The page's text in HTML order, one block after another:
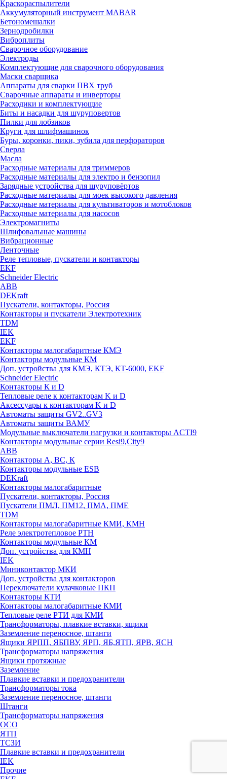
Краскораспылители
Аккумуляторный инструмент MABAR
Бетономешалки
Зернодробилки
Виброплиты
Сварочное оборудование
Электроды
Комплектующие для сварочного оборудования
Маски сварщика
Аппараты для сварки ПВХ труб
Сварочные аппараты и инверторы
Расходики и комплектующие
Биты и насадки для шуруповертов
Пилки для лобзиков
Круги для шлифмашинок
Буры, коронки, пики, зубила для перфораторов
Сверла
Масла
Расходные материалы для триммеров
Расходные материалы для электро и бензопил
Зарядные устройства для шуруповёртов
Расходные материалы для моек высокого давления
Расходные материалы для культиваторов и мотоблоков
Расходные материалы для насосов
Электромагниты
Шлифовальные машины
Вибрационные
Ленточные
Реле тепловые, пускатели и контакторы
EKF
Schneider Electric
ABB
DEKraft
Пускатели, контакторы, Россия
Контакторы и пускатели Электротехник
TDM
IEK
EKF
Контакторы малогабаритные КМЭ
Контакторы модульные КМ
Доп. устройства для КМЭ, КТЭ, КТ-6000, EKF
Schneider Electric
Контакторы К и D
Тепловые реле к контакторам K и D
Аксессуары к контакторам K и D
Автоматы защиты GV2..GV3
Автоматы защиты ВАМУ
Модульные выключатели нагрузки и контакторы ACTI9
Контакторы модульные серии Resi9,City9
ABB
Контакторы А, ВС, К
Контакторы модульные ESB
DEKraft
Контакторы малогабаритные
Пускатели, контакторы, Россия
Пускатели ПМЛ, ПМ12, ПМА, ПМЕ
TDM
Контакторы малогабаритные КМИ, КМН
Реле электротепловое РТН
Контакторы модульные КМ
Доп. устройства для КМН
IEK
Миниконтактор МКИ
Доп. устройства для контакторов
Переключатели кулачковые ПКП
Контакторы КТИ
Контакторы малогабаритные КМИ
Тепловые реле РTИ для КМИ
Трансформаторы, плавкие вставки, ящики
Заземление переносное, штанги
Ящики ЯРПП, ЯБПВУ, ЯРП, ЯБ,ЯТП, ЯРВ, ЯСН
Трансформаторы напряжения
Ящики протяжные
Заземление
Плавкие вставки и предохранители
Трансформаторы тока
Заземление переносное, штанги
Штанги
Трансформаторы напряжения
ОСО
ЯТП
ТСЗИ
Плавкие вставки и предохранители
IEK
Прочие